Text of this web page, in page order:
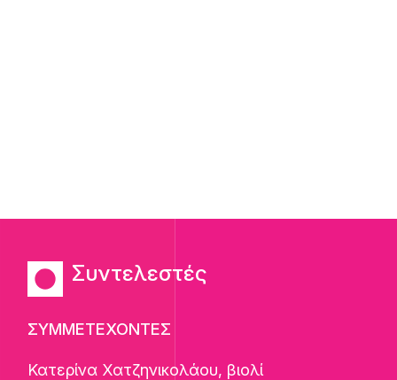
Συντελεστές
ΣΥΜΜΕΤΕΧΟΝΤΕΣ
Κατερίνα Χατζηνικολάου, βιολί